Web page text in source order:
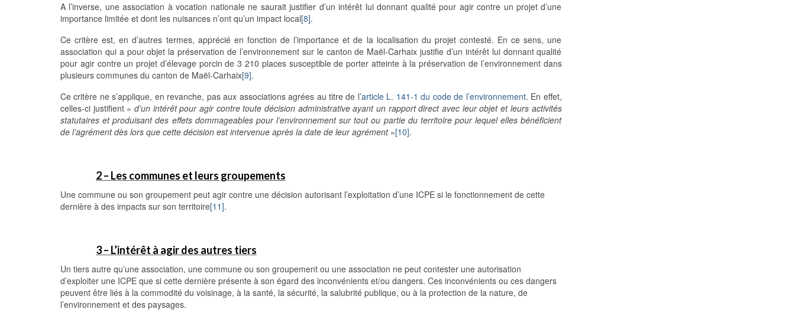
A l’inverse, une association à vocation nationale ne saurait justifier d’un intérêt lui donnant qualité pour agir contre un projet d’une
importance limitée et dont les nuisances n’ont qu’un impact local[8].
Ce critère est, en d’autres termes, apprécié en fonction de l’importance et de la localisation du projet contesté. En ce sens, une
association qui a pour objet la préservation de l’environnement sur le canton de Maël-Carhaix justifie d’un intérêt lui donnant qualité
pour agir contre un projet d’élevage porcin de 3 210 places susceptible de porter atteinte à la préservation de l’environnement dans
plusieurs communes du canton de Maël-Carhaix[9].
Ce critère ne s’applique, en revanche, pas aux associations agrées au titre de l’article L. 141-1 du code de l’environnement. En effet,
celles-ci justifient «d’un intérêt pour agir contre toute décision administrative ayant un rapport direct avec leur objet et leurs activités
statutaires et produisant des effets dommageables pour l’environnement sur tout ou partie du territoire pour lequel elles bénéficient
de l’agrément dès lors que cette décision est intervenue après la date de leur agrément»[10].
2 – Les communes et leurs groupements
Une commune ou son groupement peut agir contre une décision autorisant l’exploitation d’une ICPE si le fonctionnement de cette
dernière à des impacts sur son territoire[11].
3 – L’intérêt à agir des autres tiers
Un tiers autre qu’une association, une commune ou son groupement ou une association ne peut contester une autorisation
d’exploiter une ICPE que si cette dernière présente à son égard des inconvénients et/ou dangers. Ces inconvénients ou ces dangers
peuvent être liés à la commodité du voisinage, à la santé, la sécurité, la salubrité publique, ou à la protection de la nature, de
l’environnement et des paysages.